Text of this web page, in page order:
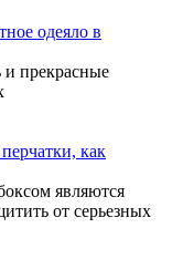
одеяло в
и прекрасные
как
являются
от серьезных